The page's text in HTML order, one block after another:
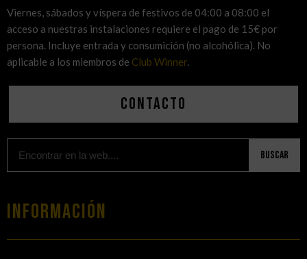
Viernes, sábados y víspera de festivos de 04:00 a 08:00 el
acceso a nuestras instalaciones requiere el pago de 15€ por
persona. Incluye entrada y consumición (no alcohólica). No
aplicable a los miembros de Club Winner.
Contacto
Buscar
Información